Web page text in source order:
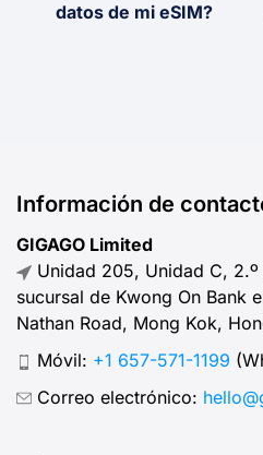
datos de mi eSIM?
Información de
GIGAGO Limited
Unidad 205, Unidad C,
sucursal de Kwong On Bank
Nathan Road, Mong Kok,
Móvil: +1 657-571-1199
Correo electrónico: